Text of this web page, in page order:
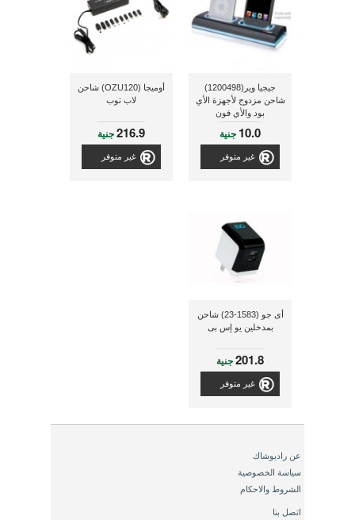
جيجيا وير(1200498)
شاحن مزدوج لأجهزة الأي
بود والأي فون
10.0 جنية
غير متوفر
أوميجا (OZU120) شاحن
لاب توب
216.9جنية
غير متوفر
أى جو (1583-23) شاحن
بمدخلين يو إس بى
201.8جنية
غير متوفر
عن راديوشاك
سياسة الخصوصية
الشروط والاحكام
اتصل بنا